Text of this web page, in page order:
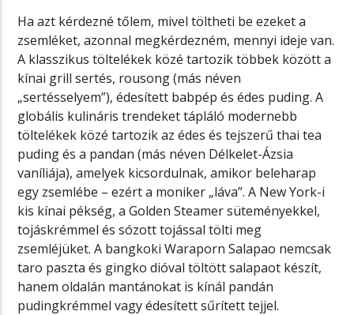
Ha azt kérdezné tőlem, mivel töltheti be ezeket a
zsemléket, azonnal megkérdezném, mennyi ideje van.
A klasszikus töltelékek közé tartozik többek között a
kínai grill sertés, rousong (más néven
„sertésselyem”), édesített babpép és édes puding. A
globális kulináris trendeket tápláló modernebb
töltelékek közé tartozik az édes és tejszerű thai tea
puding és a pandan (más néven Délkelet-Ázsia
vaníliája), amelyek kicsordulnak, amikor beleharap
egy zsemlébe – ezért a moniker „láva”. A New York-i
kis kínai pékség, a Golden Steamer süteményekkel,
tojáskrémmel és sózott tojással tölti meg
zsemléjüket. A bangkoki Waraporn Salapao nemcsak
taro paszta és gingko dióval töltött salapaot készít,
hanem oldalán mantánokat is kínál pandán
pudingkrémmel vagy édesített sűrített tejjel.